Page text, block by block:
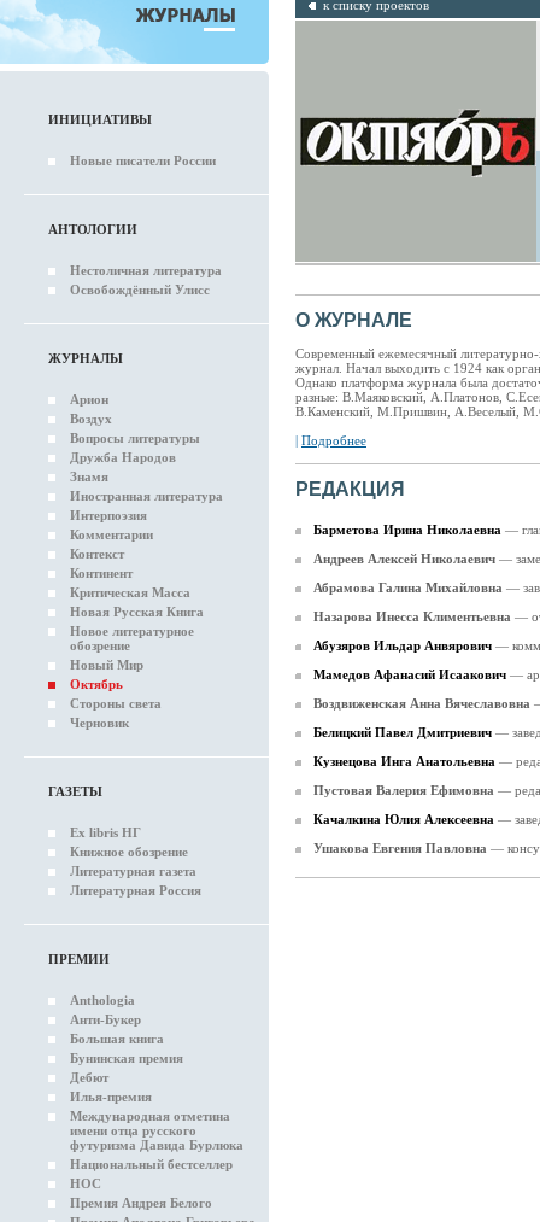
ИНИЦИАТИВЫ
Новые писатели России
АНТОЛОГИИ
Нестоличная литература
Освобождённый Улисс
ЖУРНАЛЫ
Арион
Воздух
Вопросы литературы
Дружба Народов
Знамя
Иностранная литература
Интерпоэзия
Комментарии
Контекст
Континент
Критическая Масса
Новая Русская Книга
Новое литературное
обозрение
Новый Мир
Октябрь
Стороны света
Черновик
ГАЗЕТЫ
Ex libris НГ
Книжное обозрение
Литературная газета
Литературная Россия
ПРЕМИИ
Anthologia
Анти-Букер
Большая книга
Бунинская премия
Дебют
Илья-премия
Международная отметина
имени отца русского
футуризма Давида Бурлюка
Национальный бестселлер
НОС
Премия Андрея Белого
к списку проектов
О ЖУРНАЛЕ
Современный ежемесячный
журнал. Начал выходить с 1924 как
Однако платформа журнала была
разные: В.Маяковский, А.Платонов,
В.Каменский, М.Пришвин, А.Веселый,
| Подробнее
РЕДАКЦИЯ
Барметова Ирина Николаевна —
Андреев Алексей Николаевич —
Абрамова Галина Михайловна —
Назарова Инесса Климентьевна —
Абузяров Ильдар Анвярович —
Мамедов Афанасий Исаакович —
Воздвиженская Анна Вячеславовна
Белицкий Павел Дмитриевич —
Кузнецова Инга Анатольевна —
Пустовая Валерия Ефимовна —
Качалкина Юлия Алексеевна —
Ушакова Евгения Павловна —